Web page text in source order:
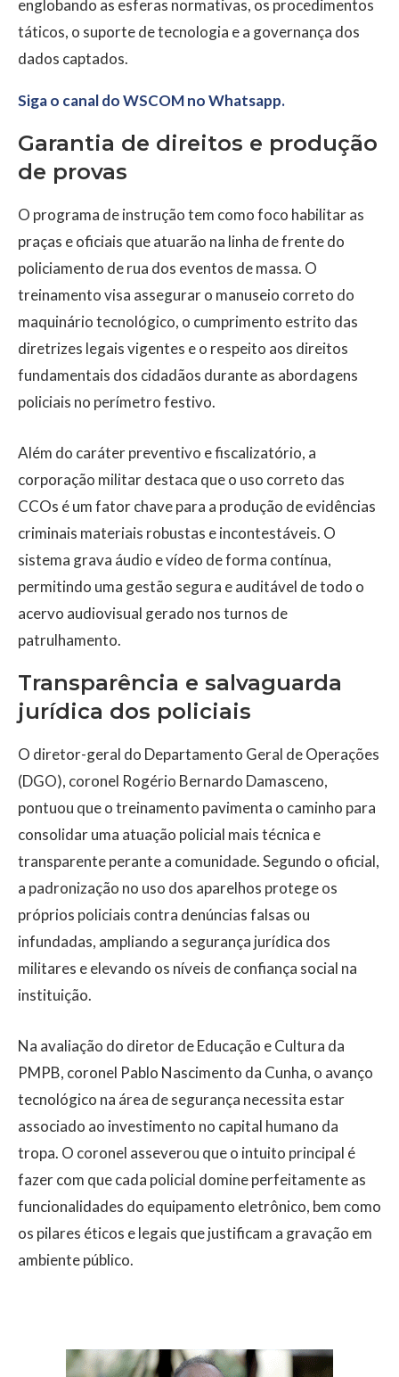
englobando as esferas normativas, os procedimentos
táticos, o suporte de tecnologia e a governança dos
dados captados.
Siga o canal do WSCOM no Whatsapp.
Garantia de direitos e produção
de provas
O programa de instrução tem como foco habilitar as
praças e oficiais que atuarão na linha de frente do
policiamento de rua dos eventos de massa. O
treinamento visa assegurar o manuseio correto do
maquinário tecnológico, o cumprimento estrito das
diretrizes legais vigentes e o respeito aos direitos
fundamentais dos cidadãos durante as abordagens
policiais no perímetro festivo.
Além do caráter preventivo e fiscalizatório, a
corporação militar destaca que o uso correto das
CCOs é um fator chave para a produção de evidências
criminais materiais robustas e incontestáveis. O
sistema grava áudio e vídeo de forma contínua,
permitindo uma gestão segura e auditável de todo o
acervo audiovisual gerado nos turnos de
patrulhamento.
Transparência e salvaguarda
jurídica dos policiais
O diretor-geral do Departamento Geral de Operações
(DGO), coronel Rogério Bernardo Damasceno,
pontuou que o treinamento pavimenta o caminho para
consolidar uma atuação policial mais técnica e
transparente perante a comunidade. Segundo o oficial,
a padronização no uso dos aparelhos protege os
próprios policiais contra denúncias falsas ou
infundadas, ampliando a segurança jurídica dos
militares e elevando os níveis de confiança social na
instituição.
Na avaliação do diretor de Educação e Cultura da
PMPB, coronel Pablo Nascimento da Cunha, o avanço
tecnológico na área de segurança necessita estar
associado ao investimento no capital humano da
tropa. O coronel asseverou que o intuito principal é
fazer com que cada policial domine perfeitamente as
funcionalidades do equipamento eletrônico, bem como
os pilares éticos e legais que justificam a gravação em
ambiente público.